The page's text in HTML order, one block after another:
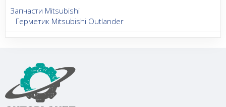
Запчасти Mitsubishi
Герметик Mitsubishi Outlander